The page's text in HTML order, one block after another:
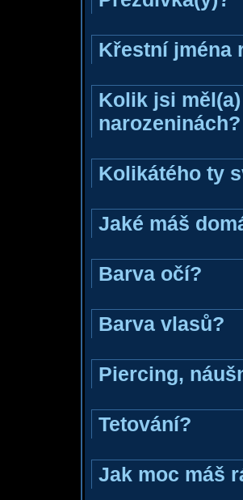
Křestní jména
Kolik jsi
narozeninách?
Kolikátého ty
Jaké máš
Barva očí?
Barva vlasů?
Piercing,
Tetování?
Jak moc máš